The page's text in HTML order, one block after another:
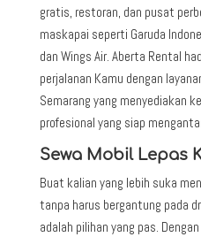
gratis, restoran, dan pusat
maskapai seperti Garuda
dan Wings Air. Aberta Rental
perjalanan Kamu dengan
Semarang yang menyediakan
profesional yang siap
Sewa Mobil Lepas
Buat kalian yang lebih suka
tanpa harus bergantung pada
adalah pilihan yang pas.